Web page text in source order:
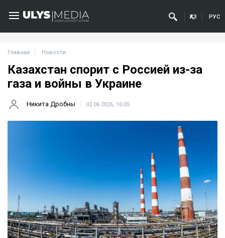
ҚАЗ РУС
Главная Новости
Казахстан спорит с Россией из-за
газа и войны в Украине
Никита Дробны 02.06.2026, 10:05